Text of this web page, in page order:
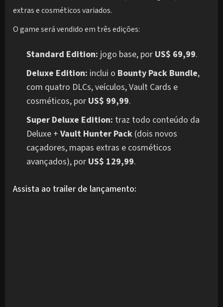
extras e cosméticos variados.
O game será vendido em três edições:
Standard Edition: jogo base, por US$ 69,99.
Deluxe Edition: inclui o Bounty Pack Bundle,
com quatro DLCs, veículos, Vault Cards e
cosméticos, por US$ 99,99.
Super Deluxe Edition: traz todo conteúdo da
Deluxe + Vault Hunter Pack (dois novos
caçadores, mapas extras e cosméticos
avançados), por US$ 129,99.
Assista ao trailer de lançamento: